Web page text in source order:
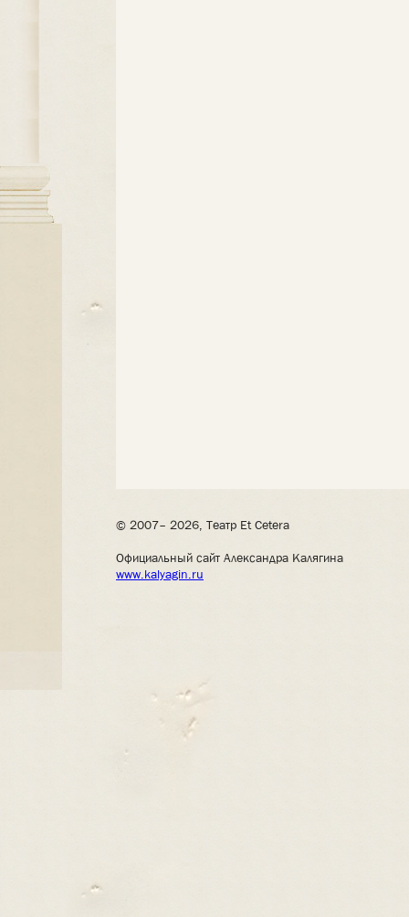
© 2007– 2026, Театр Et Cetera
Официальный сайт Александра Калягина
www.kalyagin.ru